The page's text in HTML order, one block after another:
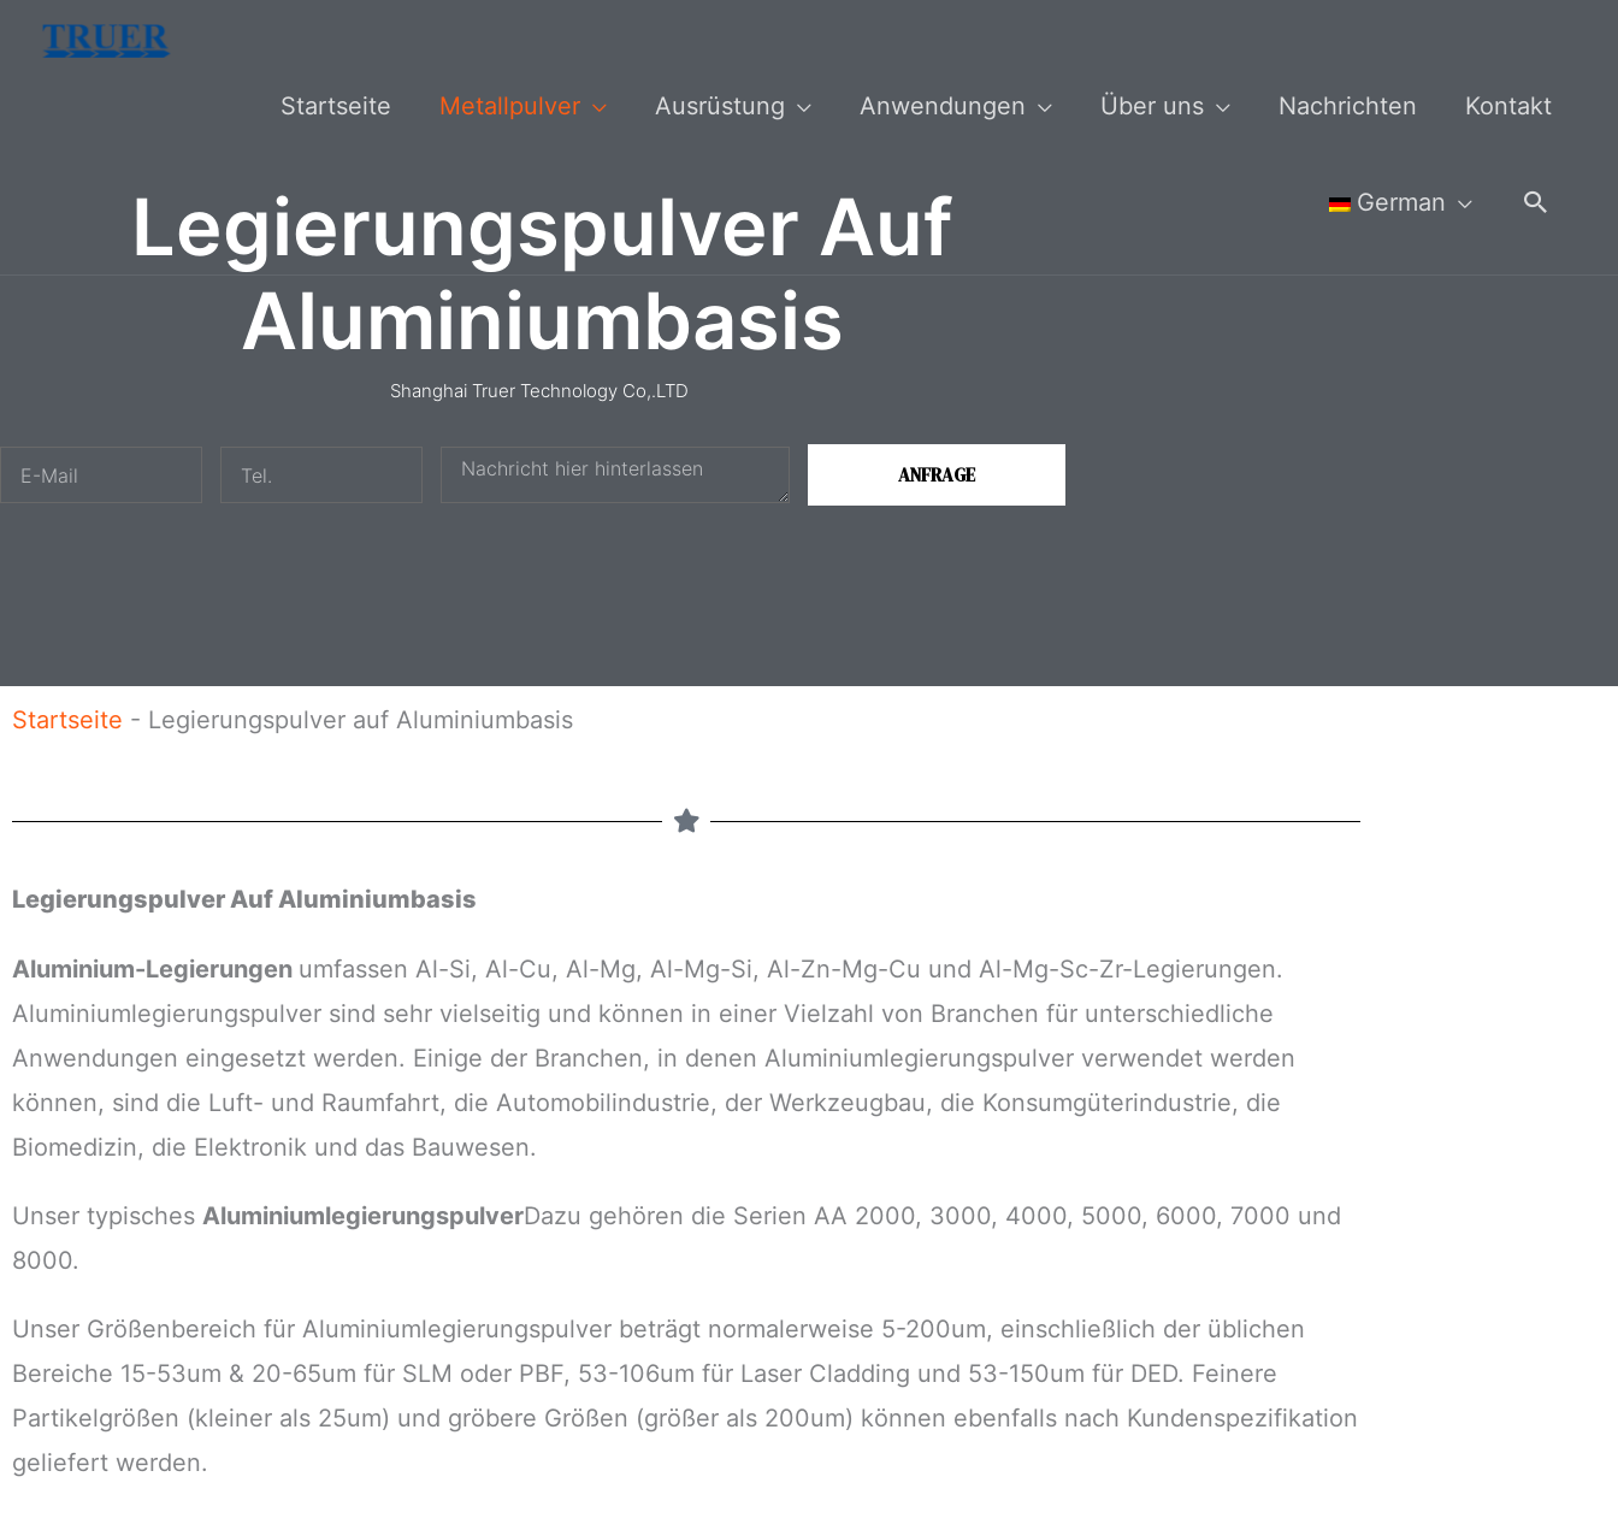
Zum
Inhalt
Startseite Metallpulver Ausrüstung Anwendungen Über uns Nachrichten Kontakt
German Suche
Legierungspulver Auf
Aluminiumbasis
Shanghai Truer Technology Co,.LTD
l
i
c
t
ANFRAGE
Startseite - Legierungspulver auf Aluminiumbasis
Legierungspulver Auf Aluminiumbasis
Aluminium-Legierungen umfassen Al-Si, Al-Cu, Al-Mg, Al-Mg-Si, Al-Zn-Mg-Cu und Al-Mg-Sc-Zr-Legierungen.
Aluminiumlegierungspulver sind sehr vielseitig und können in einer Vielzahl von Branchen für unterschiedliche
Anwendungen eingesetzt werden. Einige der Branchen, in denen Aluminiumlegierungspulver verwendet werden
können, sind die Luft- und Raumfahrt, die Automobilindustrie, der Werkzeugbau, die Konsumgüterindustrie, die
Biomedizin, die Elektronik und das Bauwesen.
Unser typisches AluminiumlegierungspulverDazu gehören die Serien AA 2000, 3000, 4000, 5000, 6000, 7000 und
8000.
Unser Größenbereich für Aluminiumlegierungspulver beträgt normalerweise 5-200um, einschließlich der üblichen
Bereiche 15-53um & 20-65um für SLM oder PBF, 53-106um für Laser Cladding und 53-150um für DED. Feinere
Partikelgrößen (kleiner als 25um) und gröbere Größen (größer als 200um) können ebenfalls nach Kundenspezifikation
geliefert werden.